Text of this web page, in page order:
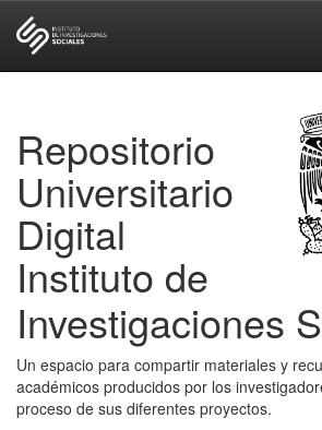
Repositorio
Universitario
Digital
Instituto de
Investigaciones
Un espacio para compartir materiales y
académicos producidos por los
proceso de sus diferentes proyectos.